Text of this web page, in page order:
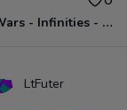
BD Star Wars - Infinities - A New Hope (VO)
LtFuter